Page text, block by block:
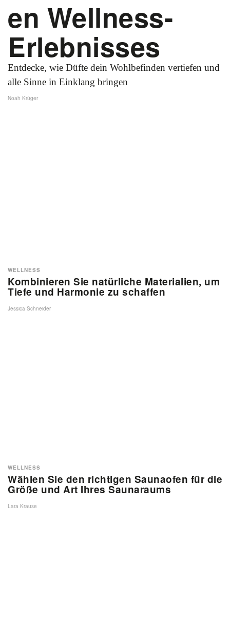
en Wellness-
Erlebnisses
Entdecke, wie Düfte dein Wohlbefinden vertiefen und
alle Sinne in Einklang bringen
Noah Krüger
Kombinieren Sie natürliche Materialien, um
Tiefe und Harmonie zu schaffen
WELLNESS
Jessica Schneider
Wählen Sie den richtigen Saunaofen für die
Größe und Art Ihres Saunaraums
WELLNESS
Lara Krause